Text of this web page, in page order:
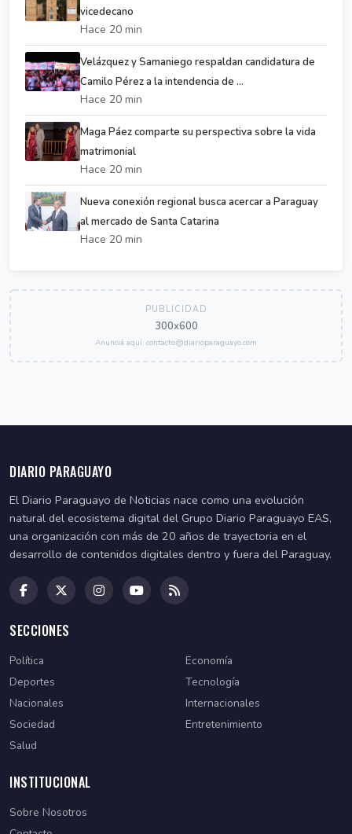
vicedecano
Hace 20 min
Velázquez y Samaniego respaldan candidatura de
Camilo Pérez a la intendencia de ...
Hace 20 min
Maga Páez comparte su perspectiva sobre la vida
matrimonial
Hace 20 min
Nueva conexión regional busca acercar a Paraguay
al mercado de Santa Catarina
Hace 20 min
PUBLICIDAD
300x600
Anunciá aquí: contacto@diarioparaguayo.com
DIARIO PARAGUAYO
El Diario Paraguayo de Noticias nace como una evolución
natural del ecosistema digital del Grupo Diario Paraguayo EAS,
una organización con más de 20 años de trayectoria en el
desarrollo de contenidos digitales dentro y fuera del Paraguay.
SECCIONES
Política
Economía
Deportes
Tecnología
Nacionales
Internacionales
Sociedad
Entretenimiento
Salud
INSTITUCIONAL
Sobre Nosotros